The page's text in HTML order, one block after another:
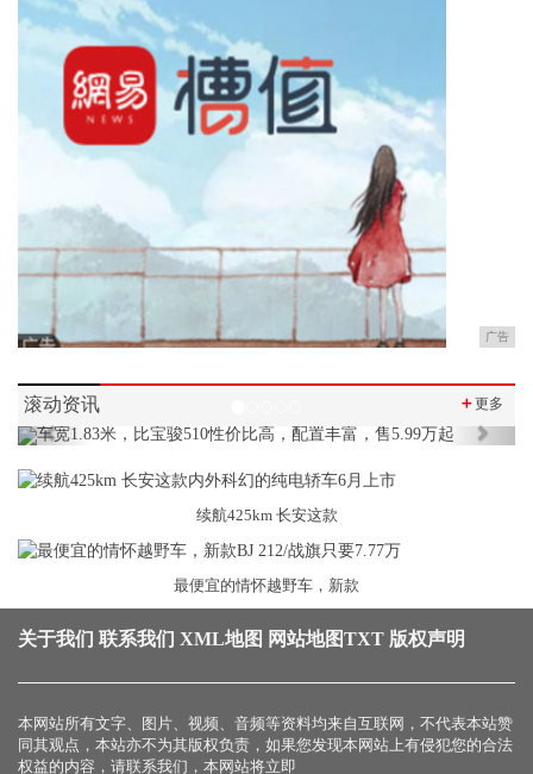
广告
滚动资讯 ＋更多
Previous Next
续航425km 长安这款
最便宜的情怀越野车，新款
关于我们 联系我们 XML地图 网站地图TXT 版权声明
本网站所有文字、图片、视频、音频等资料均来自互联网，不代表本站赞
同其观点，本站亦不为其版权负责，如果您发现本网站上有侵犯您的合法
权益的内容，请联系我们，本网站将立即